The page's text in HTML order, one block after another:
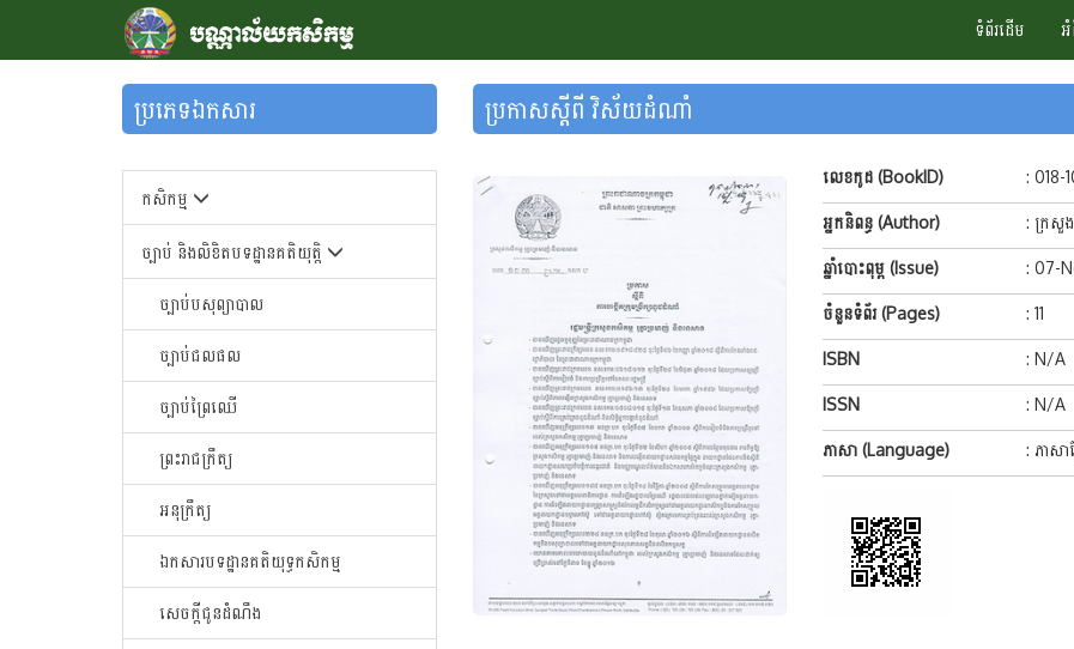
ទំព័រដើម
ប្រភេទឯកសារ
កសិកម្ម
ច្បាប់ និងលិខិតបទដ្ឋានគតិយុត្តិ
ច្បាប់បសុព្យាបាល
ច្បាប់ជលផល
ច្បាប់ព្រៃឈើ
ព្រះរាជក្រឹត្យ
អនុក្រឹត្យ
ឯកសារបទដ្ឋានគតិយុទ្ធកសិកម្ម
សេចក្តីជូនដំណឹង
ប្រកាសស្តីពី វិស័យដំណាំ
លេខកូដ (BookID) : 018-
អ្នកនិពន្ធ (Author) : ក្រសួង
ឆ្នាំបោះពុម្ព (Issue) : 07-
ចំនួនទំព័រ (Pages) : 11
ISBN : N/A
ISSN : N/A
ភាសា (Language) : ភាសាខ្